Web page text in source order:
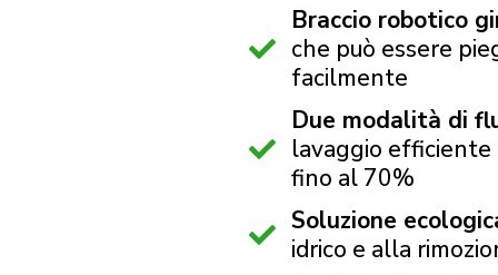
Braccio robotico
che può essere
facilmente
Due modalità di
lavaggio efficiente
fino al 70%
Soluzione
idrico e alla